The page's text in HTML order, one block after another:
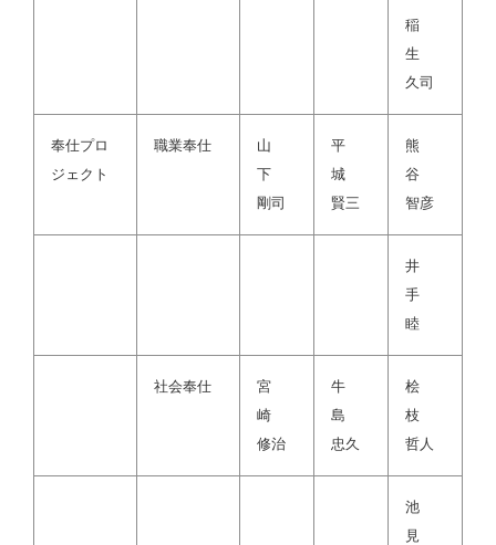
稲
生
久司
奉仕プロ
ジェクト
職業奉仕
山
下
剛司
平
城
賢三
熊
谷
智彦
井
手
睦
社会奉仕
宮
崎
修治
牛
島
忠久
桧
枝
哲人
池
見